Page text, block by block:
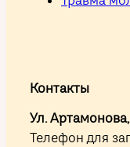
Контакты
Ул. Артамонова,
Телефон для